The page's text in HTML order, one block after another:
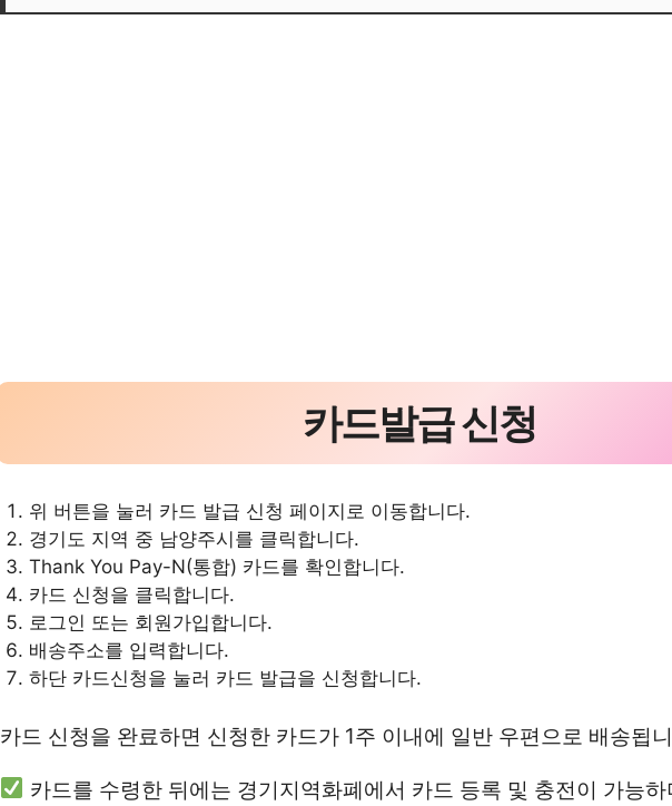
카드발급 신청
위 버튼을 눌러 카드 발급 신청 페이지로 이동합니다.
경기도 지역 중 남양주시를 클릭합니다.
Thank You Pay-N(통합) 카드를 확인합니다.
카드 신청을 클릭합니다.
로그인 또는 회원가입합니다.
배송주소를 입력합니다.
하단 카드신청을 눌러 카드 발급을 신청합니다.
카드 신청을 완료하면 신청한 카드가 1주 이내에 일반 우편으로 배송됩
카드를 수령한 뒤에는 경기지역화폐에서 카드 등록 및 충전이 가능하